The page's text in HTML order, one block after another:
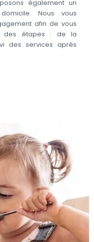
également un
Nous vous
afin de vous
des étapes : de la
des services après